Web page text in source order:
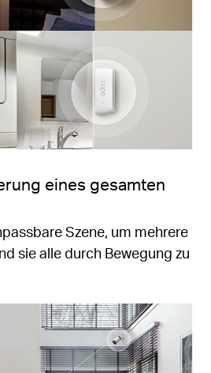
eines gesamten
Szene, um mehrere
sie alle durch Bewegung zu